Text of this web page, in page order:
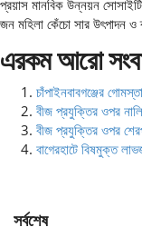
প্রয়াস মানবিক উন্নয়ন
জন মহিলা কেঁচো সার উৎপাদন
এরকম আরো
চাঁপাইনবাবগঞ্জের
বীজ প্রযুক্তির ওপর
বীজ প্রযুক্তির ওপর
বাগেরহাটে বিষমুক্ত
সর্বশেষ